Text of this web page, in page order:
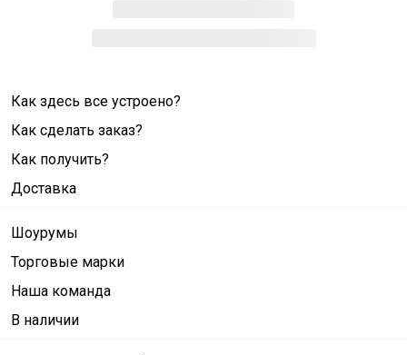
Как здесь все устроено?
Как сделать заказ?
Как получить?
Доставка
Шоурумы
Торговые марки
Наша команда
В наличии